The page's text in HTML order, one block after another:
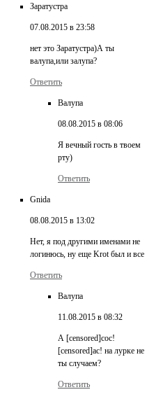
Заратустра
07.08.2015 в 23:58
нет это Заратустра)А ты
валупа,или залупа?
Ответить
Валупа
08.08.2015 в 08:06
Я вечный гость в твоем
рту)
Ответить
Gnida
08.08.2015 в 13:02
Нет, я под другими именами не
логинюсь, ну еще Krot был и все
Ответить
Валупа
11.08.2015 в 08:32
А [censored]сос!
[censored]ас! на лурке не
ты случаем?
Ответить